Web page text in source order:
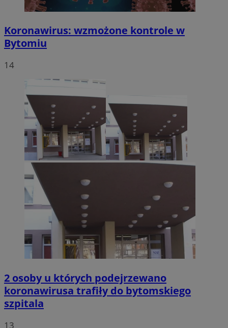
Koronawirus: wzmożone kontrole w
Bytomiu
14
2 osoby u których podejrzewano
koronawirusa trafiły do bytomskiego
szpitala
13